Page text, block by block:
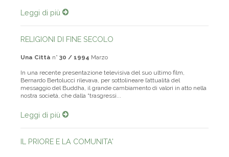
Leggi di più
RELIGIONI DI FINE SECOLO
Una Città n° 30 / 1994 Marzo
In una recente presentazione televisiva del suo ultimo film,
Bernardo Bertolucci rilevava, per sottolineare l’attualità del
messaggio del Buddha, il grande cambiamento di valori in atto nella
nostra società, che dalla “trasgressi...
Leggi di più
IL PRIORE E LA COMUNITA'